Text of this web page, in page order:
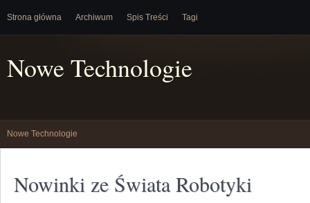
Strona główna Archiwum Spis Treści Tagi
Nowe Technologie
Nowe Technologie
Nowinki ze Świata Robotyki